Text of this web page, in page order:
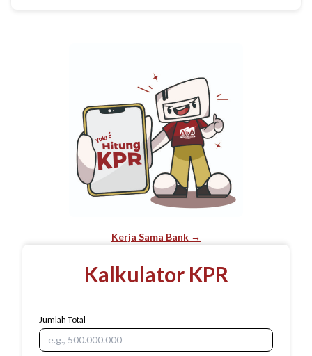
Kerja Sama Bank →
Kalkulator KPR
Jumlah Total